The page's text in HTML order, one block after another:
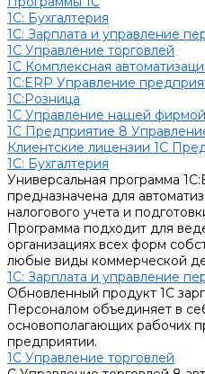
1C: Бухгалтерия
1С: Зарплата и управление
1С Управление торговлей
1С Комплексная
1С:ERP Управление
1С:Розница
1С Управление нашей фирмой
1С Предприятие 8
Клиентские лицензии 1С
1C: Бухгалтерия
Универсальная программа
предназначена для
налогового учета и
Программа подходит для
организациях всех форм
любые виды коммерческой
1С: Зарплата и управление
Обновленный продукт 1С
Персоналом объединяет в
основополагающих рабочих
предприятии.
1С Управление торговлей